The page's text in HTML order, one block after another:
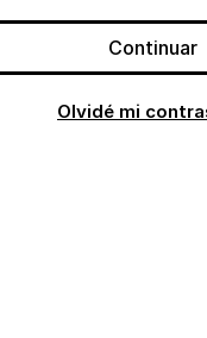
Continuar
Olvidé mi